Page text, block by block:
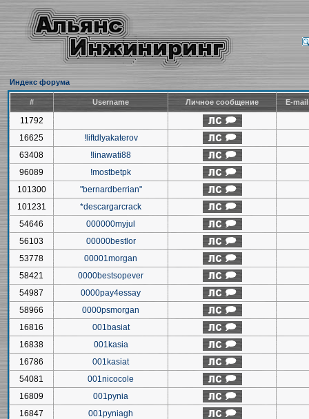
Индекс форума
# Username Личное сообщение E-
11792
16625
!liftdlyakaterov
63408
!linawati88
96089
!mostbetpk
101300
"bernardberrian"
101231
*descargarcrack
54646
000000myjul
56103
00000bestlor
53778
00001morgan
58421
0000bestsopever
54987
0000pay4essay
58966
0000psmorgan
16816
001basiat
16838
001kasia
16786
001kasiat
54081
001nicocole
16809
001pynia
16847
001pyniagh